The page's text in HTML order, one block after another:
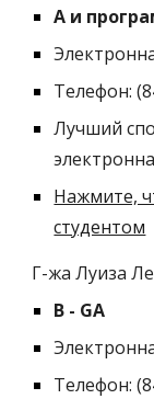
A и
Телефон:
Лучший
Нажмите,
студентом
Г-жа Луиза
B - GA
Телефон: